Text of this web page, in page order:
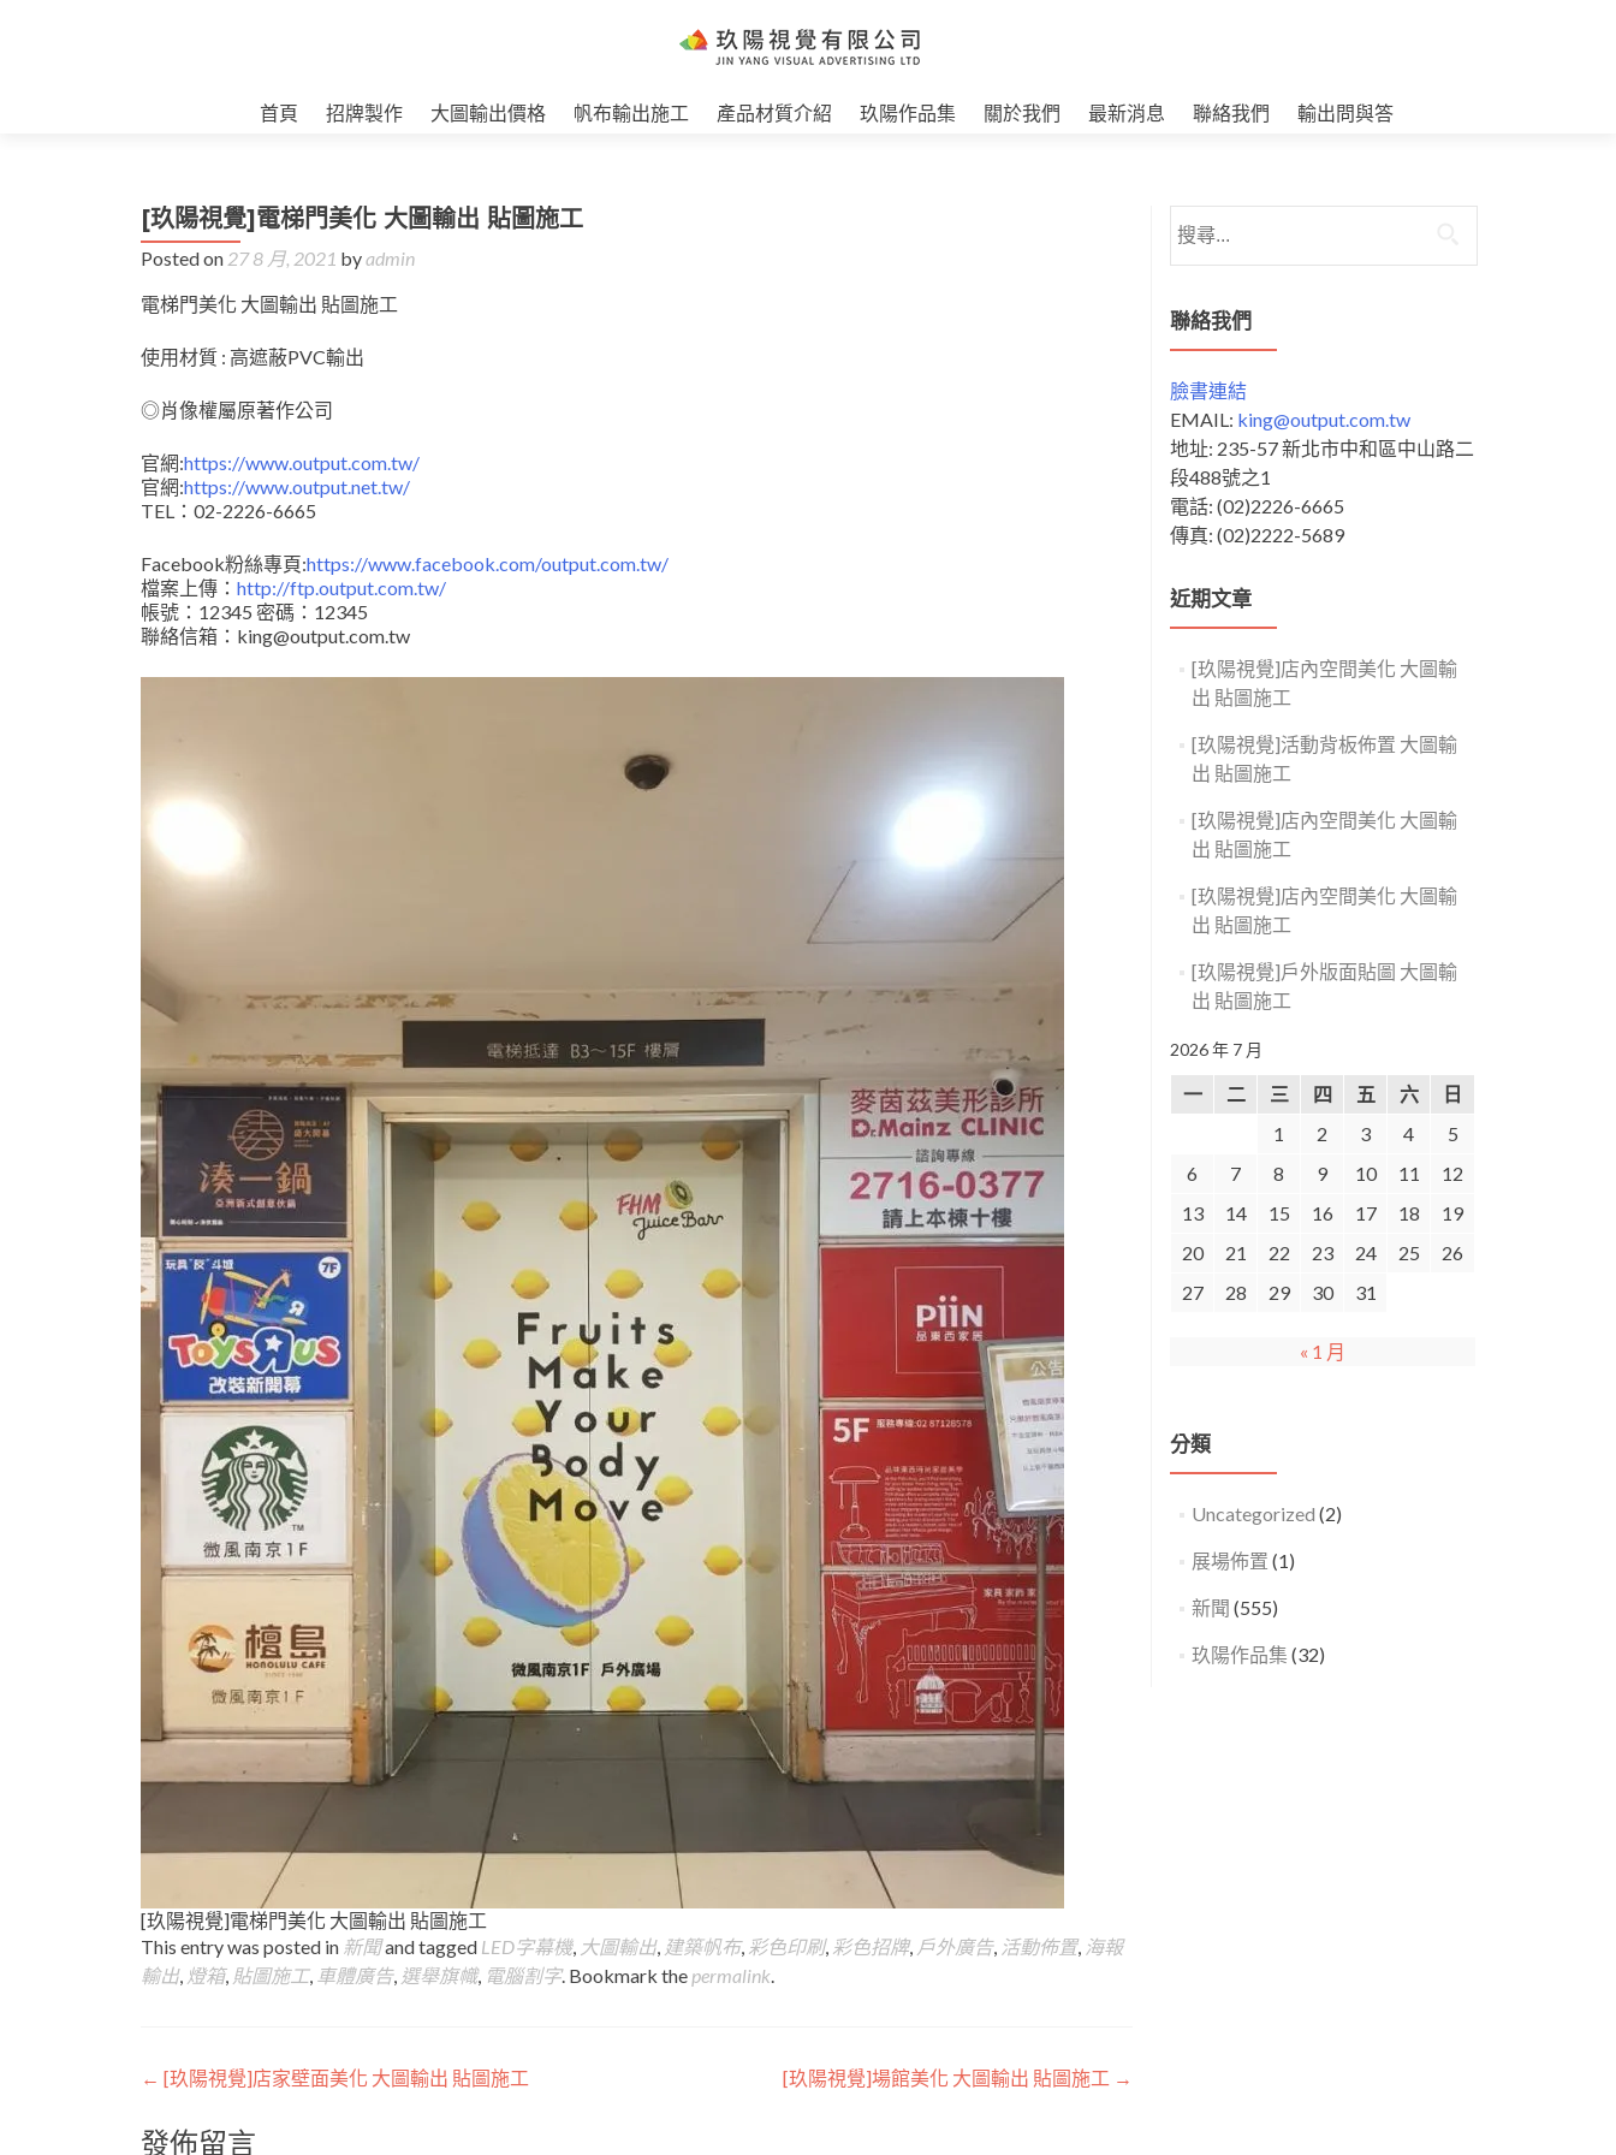
首頁 招牌製作 大圖輸出價格 帆布輸出施工 產品材質介紹 玖陽作品集 關於我們 最新消息 聯絡我們 輸出問與答
[玖陽視覺]電梯門美化 大圖輸出 貼圖施工
Posted on 27 8 月, 2021 byadmin
電梯門美化 大圖輸出 貼圖施工
使用材質 : 高遮蔽PVC輸出
◎肖像權屬原著作公司
官網:https://www.output.com.tw/
官網:https://www.output.net.tw/
TEL：02-2226-6665
Facebook粉絲專頁:https://www.facebook.com/output.com.tw/
檔案上傳： http://ftp.output.com.tw/
帳號：12345 密碼：12345
聯絡信箱：king@output.com.tw
[玖陽視覺]電梯門美化 大圖輸出 貼圖施工
This entry was posted in 新聞and tagged LED字幕機, 大圖輸出, 建築帆布, 彩色印刷, 彩色招牌, 戶外廣告, 活動佈置, 海報
輸出, 燈箱, 貼圖施工, 車體廣告, 選舉旗幟, 電腦割字. Bookmark the permalink.
Post
navigation
← [玖陽視覺]店家壁面美化 大圖輸出 貼圖施工 [玖陽視覺]場館美化 大圖輸出 貼圖施工 →
發佈留言
尋
鍵
字:
聯絡我們
臉書連結
EMAIL: king@output.com.tw
地址: 235-57 新北市中和區中山路二
段488號之1
電話: (02)2226-6665
傳真: (02)2222-5689
近期文章
[玖陽視覺]店內空間美化 大圖輸
出 貼圖施工
[玖陽視覺]活動背板佈置 大圖輸
出 貼圖施工
[玖陽視覺]店內空間美化 大圖輸
出 貼圖施工
[玖陽視覺]店內空間美化 大圖輸
出 貼圖施工
[玖陽視覺]戶外版面貼圖 大圖輸
出 貼圖施工
2026 年 7 月
一 二 三 四 五 六
日
1
2 3 4
5
6
7 8 9 10 11
12
13
14 15 16 17 18
19
20
21 22 23 24 25
26
27
28 29 30 31
« 1 月
分類
Uncategorized (2)
展場佈置 (1)
新聞 (555)
玖陽作品集 (32)